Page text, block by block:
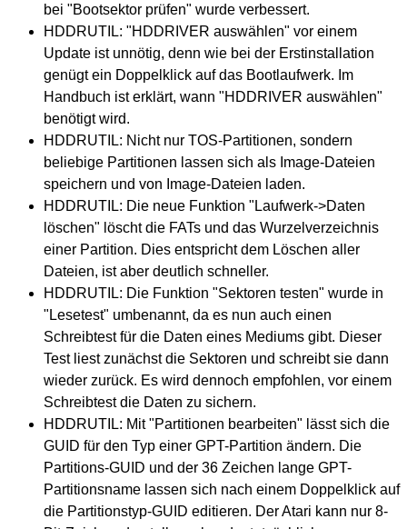
bei "Bootsektor prüfen" wurde verbessert.
HDDRUTIL: "HDDRIVER auswählen" vor einem
Update ist unnötig, denn wie bei der Erstinstallation
genügt ein Doppelklick auf das Bootlaufwerk. Im
Handbuch ist erklärt, wann "HDDRIVER auswählen"
benötigt wird.
HDDRUTIL: Nicht nur TOS-Partitionen, sondern
beliebige Partitionen lassen sich als Image-Dateien
speichern und von Image-Dateien laden.
HDDRUTIL: Die neue Funktion "Laufwerk->Daten
löschen" löscht die FATs und das Wurzelverzeichnis
einer Partition. Dies entspricht dem Löschen aller
Dateien, ist aber deutlich schneller.
HDDRUTIL: Die Funktion "Sektoren testen" wurde in
"Lesetest" umbenannt, da es nun auch einen
Schreibtest für die Daten eines Mediums gibt. Dieser
Test liest zunächst die Sektoren und schreibt sie dann
wieder zurück. Es wird dennoch empfohlen, vor einem
Schreibtest die Daten zu sichern.
HDDRUTIL: Mit "Partitionen bearbeiten" lässt sich die
GUID für den Typ einer GPT-Partition ändern. Die
Partitions-GUID und der 36 Zeichen lange GPT-
Partitionsname lassen sich nach einem Doppelklick auf
die Partitionstyp-GUID editieren. Der Atari kann nur 8-